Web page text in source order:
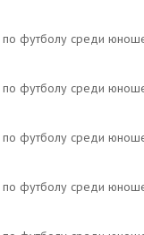
по футболу среди
по футболу среди
по футболу среди
по футболу среди